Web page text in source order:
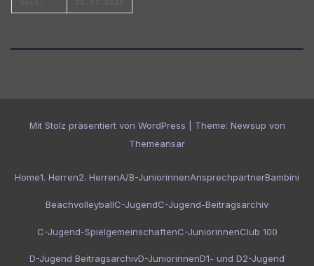
Mit Stolz präsentiert von WordPress Theme: Newsup von
Themeansar
Home1. Herren2. HerrenA/B-JuniorinnenAnsprechpartnerBambini
BeachvolleyballC-JugendC-Jugend-Beitragsarchiv
C-Jugend-SpielgemeinschaftenC-JuniorinnenClub 100
D-Jugend BeitragsarchivD-JuniorinnenD1- und D2-Jugend